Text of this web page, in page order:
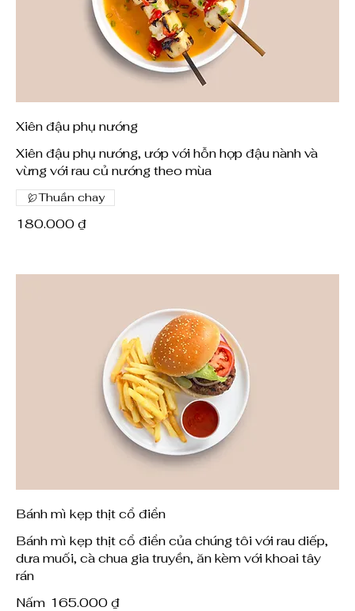
Xiên đậu phụ nướng
Xiên đậu phụ nướng, ướp với hỗn hợp đậu nành và
vừng với rau củ nướng theo mùa
180.000 ₫
Thuần chay
Bánh mì kẹp thịt cổ điển
Bánh mì kẹp thịt cổ điển của chúng tôi với rau diếp,
dưa muối, cà chua gia truyền, ăn kèm với khoai tây
rán
Nấm 165.000 ₫